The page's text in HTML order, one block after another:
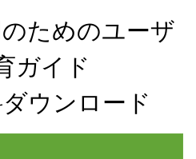
ためのユーザ
ガイド
ウンロード